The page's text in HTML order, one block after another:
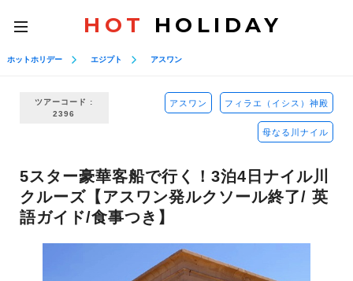
toggle
navigation
HOT HOLIDAY
ホットホリデー エジプト アスワン
ツアーコード :
2396
アスワン フィラエ（イシス）神殿
母なる川ナイル
5スター豪華客船で行く！3泊4日ナイル川
クルーズ【アスワン発ルクソール終了/ 英
語ガイド/食事つき】